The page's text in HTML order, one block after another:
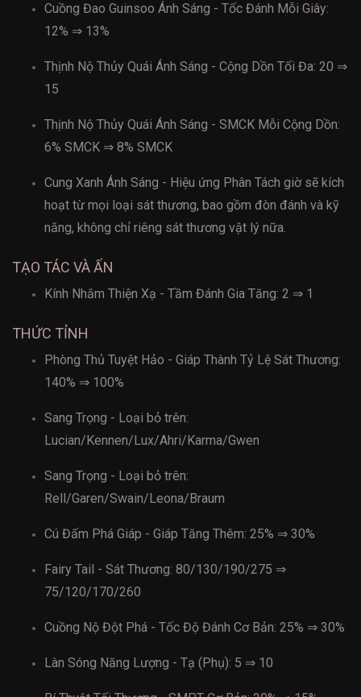
Cuồng Đao Guinsoo Ánh Sáng - Tốc Đánh Mỗi Giây:
12% ⇒ 13%
Thịnh Nộ Thủy Quái Ánh Sáng - Cộng Dồn Tối Đa: 20 ⇒
15
Thịnh Nộ Thủy Quái Ánh Sáng - SMCK Mỗi Cộng Dồn:
6% SMCK ⇒ 8% SMCK
Cung Xanh Ánh Sáng - Hiệu ứng Phân Tách giờ sẽ kích
hoạt từ mọi loại sát thương, bao gồm đòn đánh và kỹ
năng, không chỉ riêng sát thương vật lý nữa.
TẠO TÁC VÀ ẤN
Kính Nhắm Thiện Xạ - Tầm Đánh Gia Tăng: 2 ⇒ 1
THỨC TỈNH
Phòng Thủ Tuyệt Hảo - Giáp Thành Tỷ Lệ Sát Thương:
140% ⇒ 100%
Sang Trọng - Loại bỏ trên:
Lucian/Kennen/Lux/Ahri/Karma/Gwen
Sang Trọng - Loại bỏ trên:
Rell/Garen/Swain/Leona/Braum
Cú Đấm Phá Giáp - Giáp Tăng Thêm: 25% ⇒ 30%
Fairy Tail - Sát Thương: 80/130/190/275 ⇒
75/120/170/260
Cuồng Nộ Đột Phá - Tốc Độ Đánh Cơ Bản: 25% ⇒ 30%
Làn Sóng Năng Lượng - Tạ (Phụ): 5 ⇒ 10